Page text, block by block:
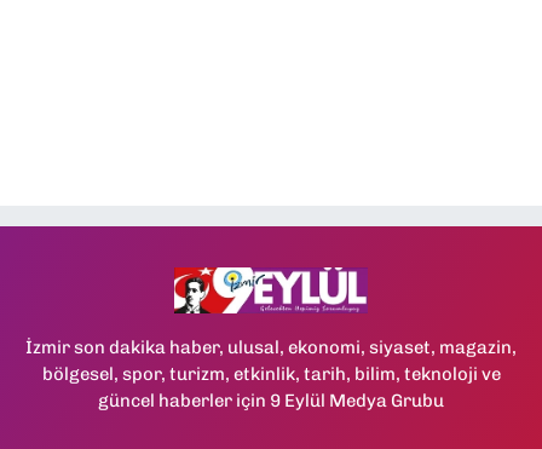
İzmir son dakika haber, ulusal, ekonomi, siyaset, magazin,
bölgesel, spor, turizm, etkinlik, tarih, bilim, teknoloji ve
güncel haberler için 9 Eylül Medya Grubu